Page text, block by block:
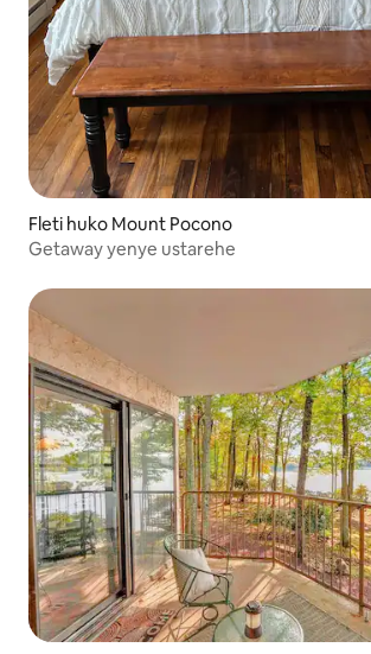
Fleti huko Mount Pocono
Getaway yenye ustarehe